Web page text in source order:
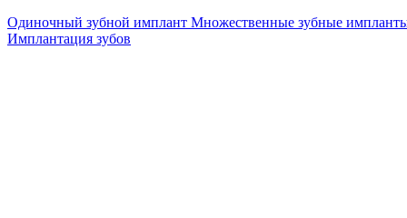
Одиночный зубной имплант Множественные зубные
Имплантация зубов